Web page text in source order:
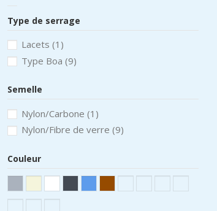
48(3)
Type de serrage
Lacets (1)
Type Boa (9)
Semelle
Nylon/Carbone (1)
Nylon/Fibre de verre (9)
Couleur